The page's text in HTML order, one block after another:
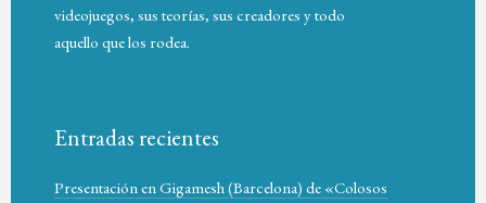
videojuegos, sus teorías, sus creadores y todo
aquello que los rodea.
Entradas recientes
Presentación en Gigamesh (Barcelona) de «Colosos